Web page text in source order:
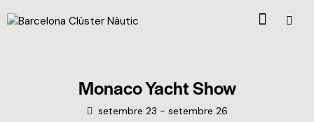
Monaco Yacht Show
setembre 23 - setembre 26